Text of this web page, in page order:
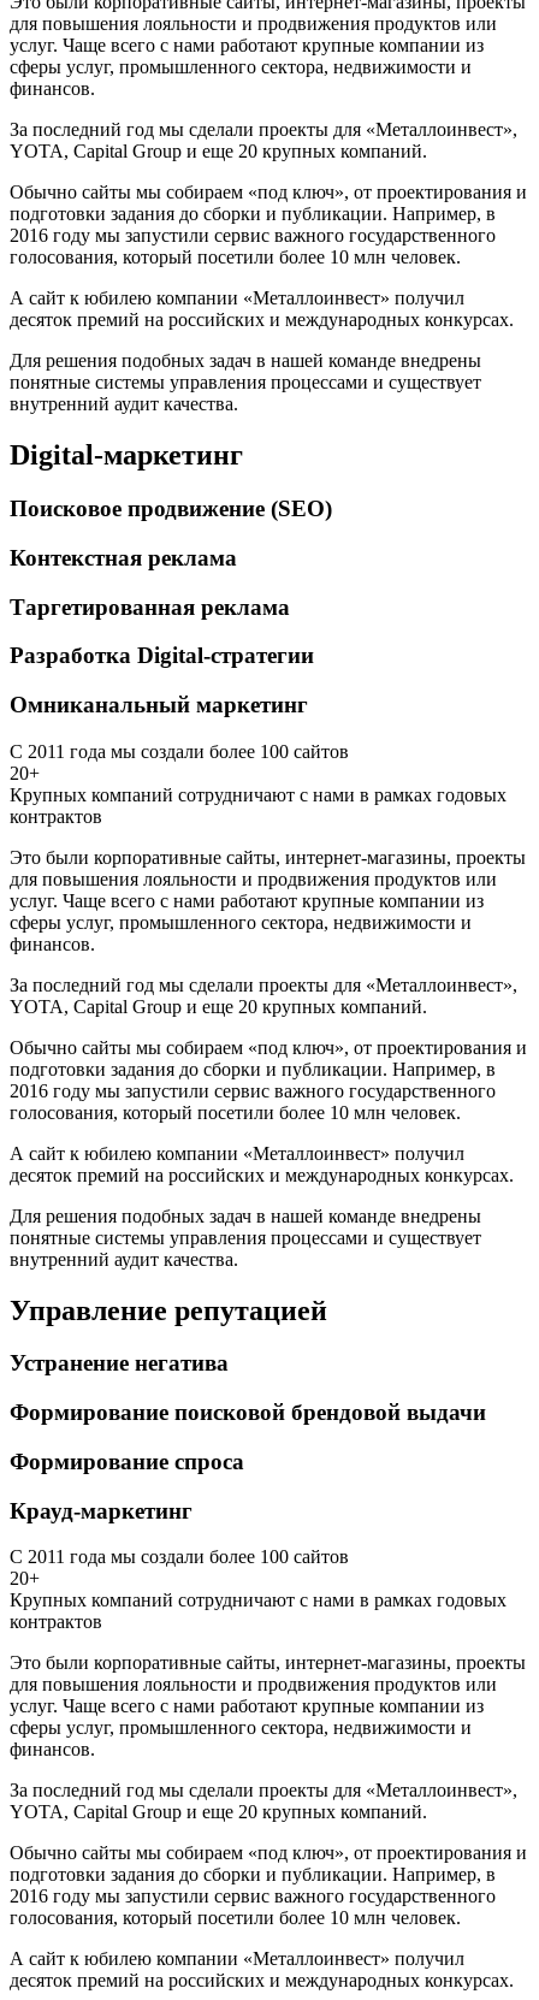
для повышения лояльности и продвижения продуктов или
услуг. Чаще всего с нами работают крупные компании из
сферы услуг, промышленного сектора, недвижимости и
финансов.
За последний год мы сделали проекты для «Металлоинвест»,
YOTA, Capital Group и еще 20 крупных компаний.
Обычно сайты мы собираем «под ключ», от проектирования и
подготовки задания до сборки и публикации. Например, в
2016 году мы запустили сервис важного государственного
голосования, который посетили более 10 млн человек.
А сайт к юбилею компании «Металлоинвест» получил
десяток премий на российских и международных конкурсах.
Для решения подобных задач в нашей команде внедрены
понятные системы управления процессами и существует
внутренний аудит качества.
Digital-маркетинг
Поисковое продвижение (SEO)
Контекстная реклама
Таргетированная реклама
Разработка Digital-стратегии
Омниканальный маркетинг
С 2011 года мы создали более 100 сайтов
20+
Крупных компаний сотрудничают с нами в рамках годовых
контрактов
Это были корпоративные сайты, интернет-магазины, проекты
для повышения лояльности и продвижения продуктов или
услуг. Чаще всего с нами работают крупные компании из
сферы услуг, промышленного сектора, недвижимости и
финансов.
За последний год мы сделали проекты для «Металлоинвест»,
YOTA, Capital Group и еще 20 крупных компаний.
Обычно сайты мы собираем «под ключ», от проектирования и
подготовки задания до сборки и публикации. Например, в
2016 году мы запустили сервис важного государственного
голосования, который посетили более 10 млн человек.
А сайт к юбилею компании «Металлоинвест» получил
десяток премий на российских и международных конкурсах.
Для решения подобных задач в нашей команде внедрены
понятные системы управления процессами и существует
внутренний аудит качества.
Управление репутацией
Устранение негатива
Формирование поисковой брендовой выдачи
Формирование спроса
Крауд-маркетинг
С 2011 года мы создали более 100 сайтов
20+
Крупных компаний сотрудничают с нами в рамках годовых
контрактов
Это были корпоративные сайты, интернет-магазины, проекты
для повышения лояльности и продвижения продуктов или
услуг. Чаще всего с нами работают крупные компании из
сферы услуг, промышленного сектора, недвижимости и
финансов.
За последний год мы сделали проекты для «Металлоинвест»,
YOTA, Capital Group и еще 20 крупных компаний.
Обычно сайты мы собираем «под ключ», от проектирования и
подготовки задания до сборки и публикации. Например, в
2016 году мы запустили сервис важного государственного
голосования, который посетили более 10 млн человек.
А сайт к юбилею компании «Металлоинвест» получил
десяток премий на российских и международных конкурсах.